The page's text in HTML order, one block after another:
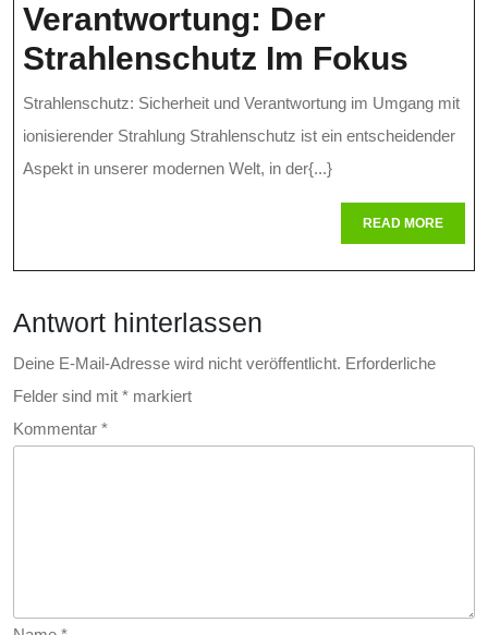
Verantwortung: Der
Strahlenschutz Im Fokus
Und
Im
Strahlenschutz: Sicherheit und Verantwortung im Umgang mit
ionisierender Strahlung Strahlenschutz ist ein entscheidender
Aspekt in unserer modernen Welt, in der{...}
READ MOREREAD
MORE
Antwort hinterlassen
Deine E-Mail-Adresse wird nicht veröffentlicht. Erforderliche
Felder sind mit * markiert
Kommentar *